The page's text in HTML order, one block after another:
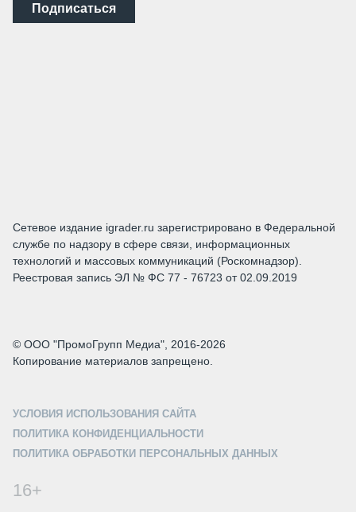
Подписаться
Сетевое издание igrader.ru зарегистрировано в Федеральной
службе по надзору в сфере связи, информационных
технологий и массовых коммуникаций (Роскомнадзор).
Реестровая запись ЭЛ № ФС 77 - 76723 от 02.09.2019
© ООО "ПромоГрупп Медиа", 2016-2026
Копирование материалов запрещено.
УСЛОВИЯ ИСПОЛЬЗОВАНИЯ САЙТА
ПОЛИТИКА КОНФИДЕНЦИАЛЬНОСТИ
ПОЛИТИКА ОБРАБОТКИ ПЕРСОНАЛЬНЫХ ДАННЫХ
16+